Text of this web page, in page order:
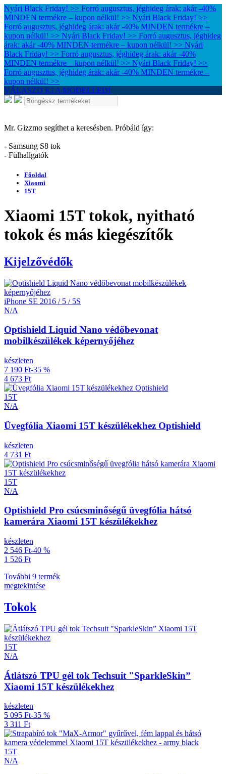
Nyári Black Friday! >> Forró augusztus, jéghideg árak: akár -40%
MINDEN termékre – kupon nélkül! >> Nyári Black Friday! >>
Forró augusztus, jéghideg árak: akár -40% MINDEN termékre –
kupon nélkül! >> Nyári Black Friday! >> Forró augusztus, jéghideg
árak: akár -40% MINDEN termékre – kupon nélkül! >> Nyári
Black Friday! >> Forró augusztus, jéghideg árak: akár -40%
MINDEN termékre – kupon nélkül! >> Nyári Black Friday! >>
Forró augusztus, jéghideg árak: akár -40% MINDEN termékre –
kupon nélkül! >>
VÁLASZD KI A MODELLED!
Mr. Gizzmo segíthet a keresésben. Próbáld így:
- Samsung S8 tok
- Fülhallgatók
Főoldal
Xiaomi
15T
Xiaomi 15T tokok, nyitható
tokok és más kiegészítők
Kijelzővédők
iPhone SE 2016 / 5 / 5S
N/A
Optishield Liquid Nano védőbevonat
mobilkészülékek képernyőjéhez
készleten
7 190 Ft-35 %
4 673 Ft
15T
N/A
Üvegfólia Xiaomi 15T készülékekhez Optishield
készleten
4 731 Ft
15T
N/A
Optishield Pro csúcsminőségű üvegfólia hátsó
kamerára Xiaomi 15T készülékekhez
készleten
2 546 Ft-40 %
1 526 Ft
További 9 termék
megtekintése
Tokok
15T
N/A
Átlátszó TPU gél tok Techsuit "SparkleSkin”
Xiaomi 15T készülékekhez
készleten
5 095 Ft-35 %
3 311 Ft
15T
N/A